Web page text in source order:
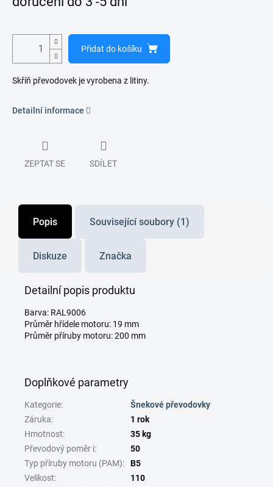
Přidat do košíku
Skříň převodovek je vyrobena z litiny.
Detailní informace
ZEPTAT SE SDÍLET
Popis Související soubory (1)
Diskuze Značka
Detailní popis produktu
Barva: RAL9006
Průměr hřídele motoru: 19 mm
Průměr příruby motoru: 200 mm
Doplňkové parametry
Kategorie:
Šnekové převodovky
Záruka:
1 rok
Hmotnost:
35 kg
Převodový poměr i:
50
Typ příruby motoru (PAM):
B5
Velikost:
110